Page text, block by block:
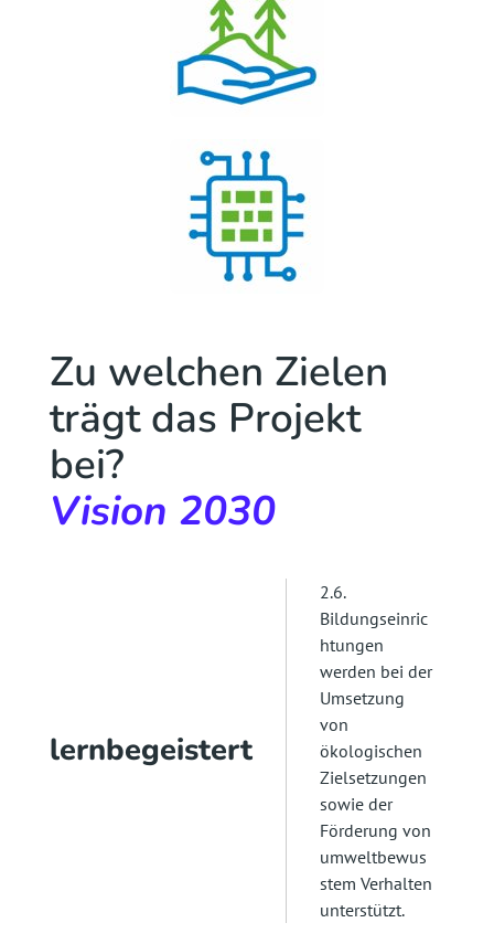
Zu welchen Zielen
trägt das Projekt
bei?
Vision 2030
lernbegeistert
2.6.
Bildungseinric
htungen
werden bei der
Umsetzung
von
ökologischen
Zielsetzungen
sowie der
Förderung von
umweltbewus
stem Verhalten
unterstützt.